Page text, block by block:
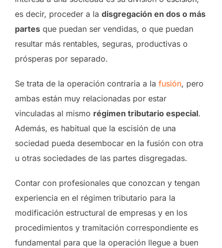
es decir, proceder a la disgregación en dos o más
partes que puedan ser vendidas, o que puedan
resultar más rentables, seguras, productivas o
prósperas por separado.
Se trata de la operación contraria a la fusión, pero
ambas están muy relacionadas por estar
vinculadas al mismo régimen tributario especial.
Además, es habitual que la escisión de una
sociedad pueda desembocar en la fusión con otra
u otras sociedades de las partes disgregadas.
Contar con profesionales que conozcan y tengan
experiencia en el régimen tributario para la
modificación estructural de empresas y en los
procedimientos y tramitación correspondiente es
fundamental para que la operación llegue a buen